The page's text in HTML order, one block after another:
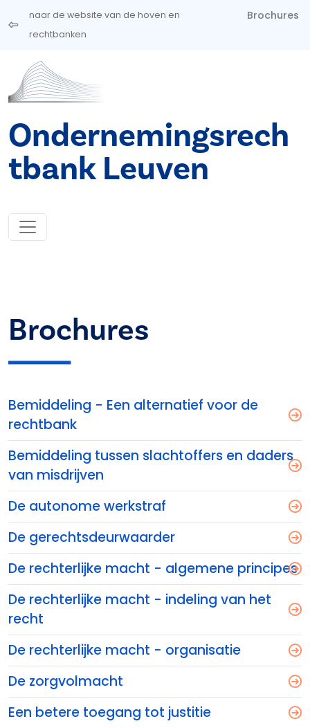
Overslaan en naar de inhoud gaan
naar de website van de hoven en
rechtbanken
Brochures
Ondernemingsrech
tbank Leuven
Brochures
Bemiddeling - Een alternatief voor de
rechtbank
Bemiddeling tussen slachtoffers en daders
van misdrijven
De autonome werkstraf
De gerechtsdeurwaarder
De rechterlijke macht - algemene principes
De rechterlijke macht - indeling van het
recht
De rechterlijke macht - organisatie
De zorgvolmacht
Een betere toegang tot justitie